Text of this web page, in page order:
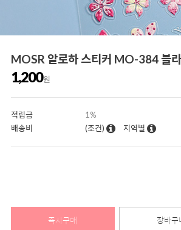
MOSR 알로하 스티커 MO-384 블
1,200원
적립금
1%
배송비
(조건) 지역별
즉시구매 장바구